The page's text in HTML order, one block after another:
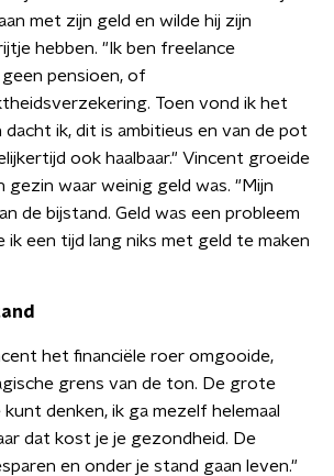
met zijn geld en wilde hij zijn
hebben. "Ik ben freelance
pensioen, of
Toen vond ik het
ik, dit is ambitieus en van de pot
ook haalbaar." Vincent groeide
gezin waar weinig geld was. "Mijn
de bijstand. Geld was een probleem
ik een tijd lang niks met geld te maken
het financiële roer omgooide,
grens van de ton. De grote
kunt denken, ik ga mezelf helemaal
dat kost je je gezondheid. De
en onder je stand gaan leven."